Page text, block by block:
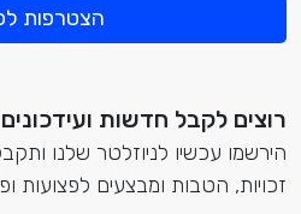
הצטרפות
רוצים לקבל חדשות
הירשמו עכשיו לניוזלטר שלנו
זכויות, הטבות ומבצעים לפצועות